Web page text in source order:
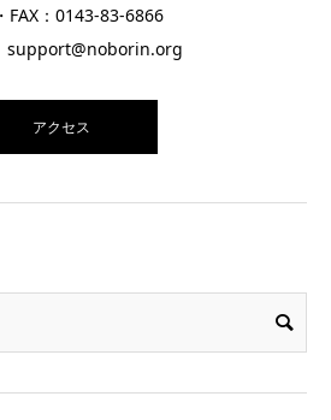
FAX：0143-83-6866
support@noborin.org
アクセス